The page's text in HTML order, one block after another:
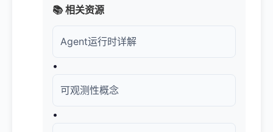
📚 相关资源
Agent运行时详解
•
可观测性概念
•